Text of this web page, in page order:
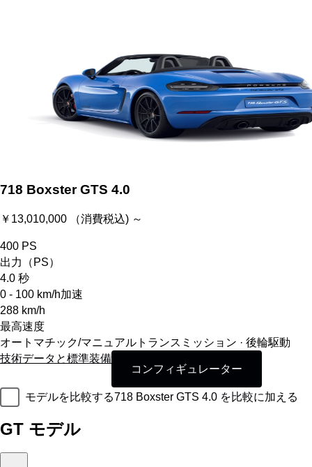
718 Boxster GTS 4.0
￥13,010,000 （消費税込) ～
400 PS
出力（PS）
4.0 秒
0 - 100 km/h加速
288 km/h
最高速度
オートマチック/マニュアルトランスミッション · 後輪駆動
技術データと標準装備
コンフィギュレーター
モデルを比較する718 Boxster GTS 4.0 を比較に加える
GT モデル